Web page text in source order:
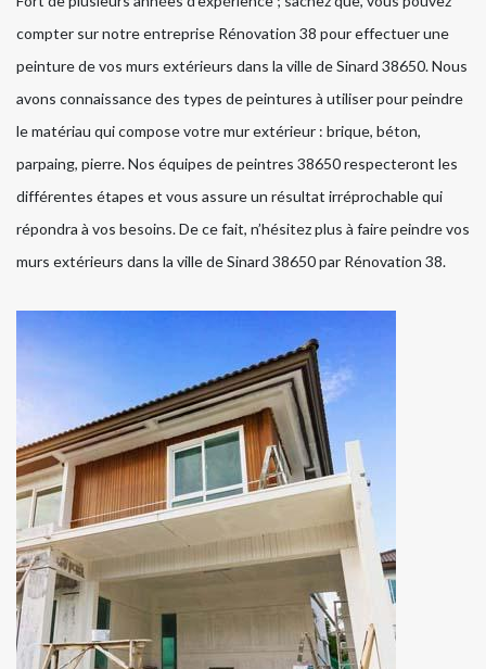
compter sur notre entreprise Rénovation 38 pour effectuer une
peinture de vos murs extérieurs dans la ville de Sinard 38650. Nous
avons connaissance des types de peintures à utiliser pour peindre
le matériau qui compose votre mur extérieur : brique, béton,
parpaing, pierre. Nos équipes de peintres 38650 respecteront les
différentes étapes et vous assure un résultat irréprochable qui
répondra à vos besoins. De ce fait, n’hésitez plus à faire peindre vos
murs extérieurs dans la ville de Sinard 38650 par Rénovation 38.